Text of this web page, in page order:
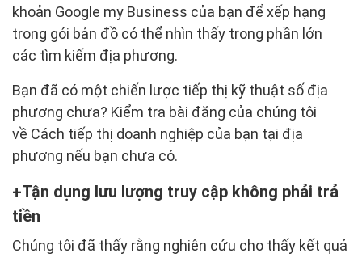
khoản Google my Business của bạn để xếp hạng
trong gói bản đồ có thể nhìn thấy trong phần lớn
các tìm kiếm địa phương.
Bạn đã có một chiến lược tiếp thị kỹ thuật số địa
phương chưa? Kiểm tra bài đăng của chúng tôi
về Cách tiếp thị doanh nghiệp của bạn tại địa
phương nếu bạn chưa có.
Tận dụng lưu lượng truy cập không phải trả
tiền
Chúng tôi đã thấy rằng nghiên cứu cho thấy kết quả